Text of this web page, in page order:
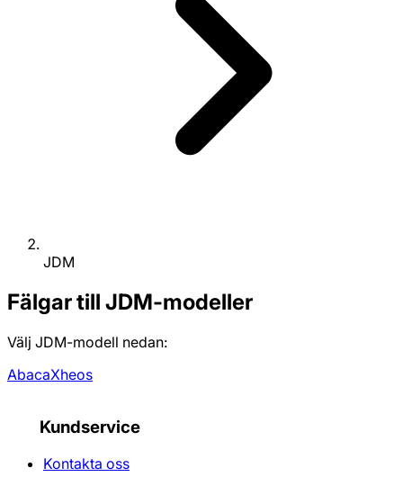
JDM
Fälgar till JDM-modeller
Välj JDM-modell nedan:
AbacaXheos
Kundservice
Kontakta oss